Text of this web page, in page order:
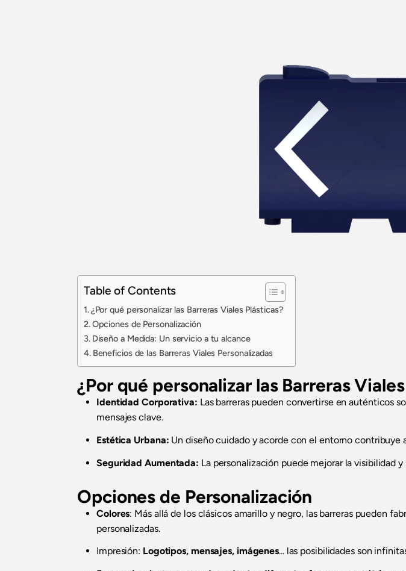
Table of Contents
¿Por qué personalizar las Barreras Viales Plásticas?
Opciones de Personalización
Diseño a Medida: Un servicio a tu alcance
Beneficios de las Barreras Viales Personalizadas
¿Por qué personalizar las Barreras
Identidad Corporativa: Las barreras pueden convertirse en auténticos
mensajes clave.
Estética Urbana: Un diseño cuidado y acorde con el entorno contribuye
Seguridad Aumentada: La personalización puede mejorar la visibilidad
Opciones de Personalización
Colores: Más allá de los clásicos amarillo y negro, las barreras pueden
personalizadas.
Impresión: Logotipos, mensajes, imágenes... las posibilidades son